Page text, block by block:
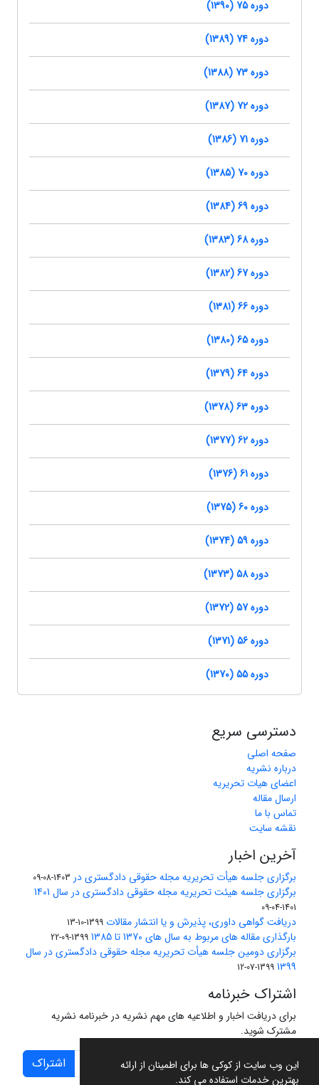
این وب سایت از کوکی ها برای اطمینان از ارائه
بهترین خدمات استفاده می کند.
دوره 75 (1390)
دوره 74 (1389)
دوره 73 (1388)
دوره 72 (1387)
دوره 71 (1386)
دوره 70 (1385)
دوره 69 (1384)
دوره 68 (1383)
دوره 67 (1382)
دوره 66 (1381)
دوره 65 (1380)
دوره 64 (1379)
دوره 63 (1378)
دوره 62 (1377)
دوره 61 (1376)
دوره 60 (1375)
دوره 59 (1374)
دوره 58 (1373)
دوره 57 (1372)
دوره 56 (1371)
دوره 55 (1370)
دسترسی سریع
صفحه اصلی
درباره نشریه
اعضای هیات تحریریه
ارسال مقاله
تماس با ما
نقشه سایت
آخرین اخبار
برگزاری جلسه هیأت تحریریه مجله حقوقی دادگستری در 1403-08-09
برگزاری جلسه هیئت تحریریه مجله حقوقی دادگستری در سال 1401
1401-04-09
دریافت گواهی داوری، پذیرش و یا انتشار مقالات 1399-10-13
بارگذاری مقاله های مربوط به سال های 1370 تا 1385 1399-09-22
برگزاری دومین جلسه هیأت تحریریه مجله حقوقی دادگستری در سال
1399
1399-07-12
اشتراک خبرنامه
برای دریافت اخبار و اطلاعیه های مهم نشریه در خبرنامه نشریه
مشترک شوید.
اشتراک